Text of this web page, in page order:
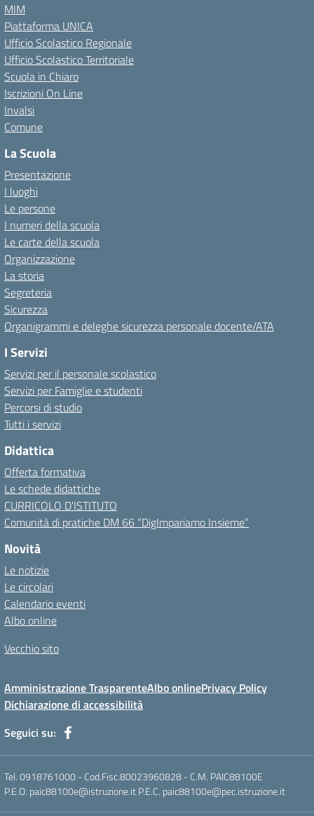
MIM
Piattaforma UNICA
Ufficio Scolastico Regionale
Ufficio Scolastico Territoriale
Scuola in Chiaro
Iscrizioni On Line
Invalsi
Comune
La Scuola
Presentazione
I luoghi
Le persone
I numeri della scuola
Le carte della scuola
Organizzazione
La storia
Segreteria
Sicurezza
Organigrammi e deleghe sicurezza personale docente/ATA
I Servizi
Servizi per il personale scolastico
Servizi per Famiglie e studenti
Percorsi di studio
Tutti i servizi
Didattica
Offerta formativa
Le schede didattiche
CURRICOLO D’ISTITUTO
Comunità di pratiche DM 66 “DigImpariamo Insieme”
Novità
Le notizie
Le circolari
Calendario eventi
Albo online
Vecchio sito
Amministrazione TrasparenteAlbo onlinePrivacy Policy
Dichiarazione di accessibilità
Seguici su:
Tel. 0918761000 - Cod.Fisc.80023960828 - C.M. PAIC88100E
P.E.O. paic88100e@istruzione.it P.E.C. paic88100e@pec.istruzione.it